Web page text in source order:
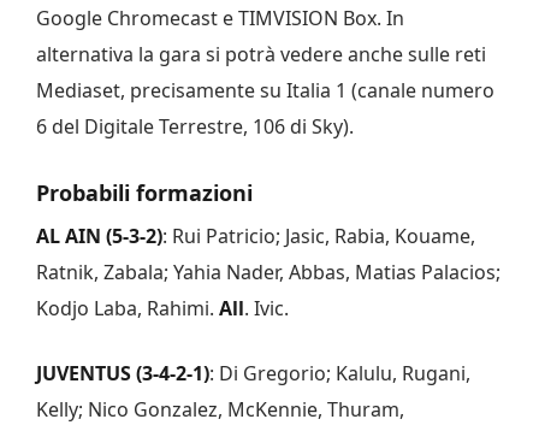
Google Chromecast e TIMVISION Box. In
alternativa la gara si potrà vedere anche sulle reti
Mediaset, precisamente su Italia 1 (canale numero
6 del Digitale Terrestre, 106 di Sky).
Probabili formazioni
AL AIN (5-3-2): Rui Patricio; Jasic, Rabia, Kouame,
Ratnik, Zabala; Yahia Nader, Abbas, Matias Palacios;
Kodjo Laba, Rahimi. All. Ivic.
JUVENTUS (3-4-2-1): Di Gregorio; Kalulu, Rugani,
Kelly; Nico Gonzalez, McKennie, Thuram,